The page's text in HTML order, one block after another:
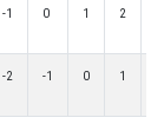
-1 0 1 2
-2 -1 0 1